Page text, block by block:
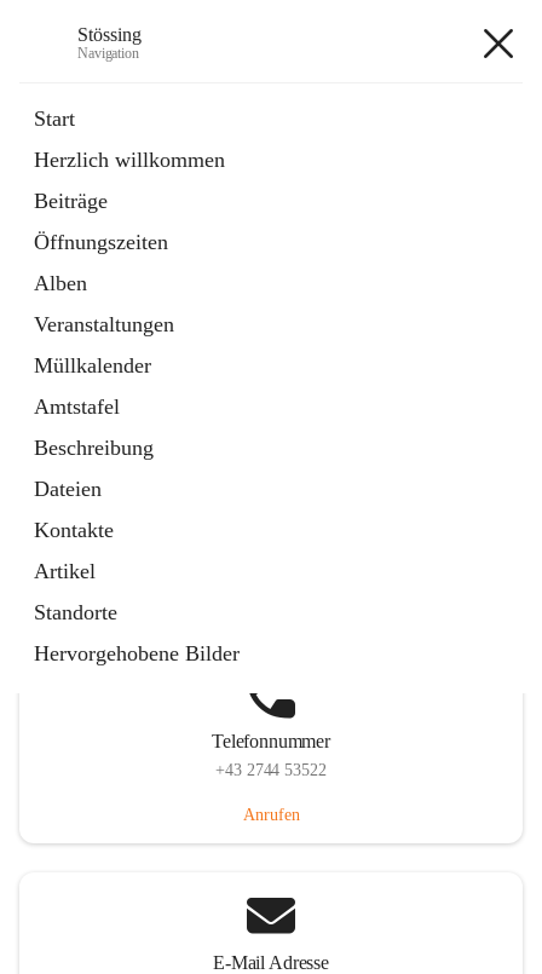
Stössing
Navigation
Start
Herzlich willkommen
Beiträge
Öffnungszeiten
Alben
Veranstaltungen
Müllkalender
Amtstafel
Beschreibung
Dateien
Kontakte
Artikel
Standorte
Hervorgehobene Bilder
Datei
in
Tab
Kindergarten
öffnet
in
neuem
Tab
Telefonnummer
+43 2744 53522
Anrufen
E-Mail Adresse